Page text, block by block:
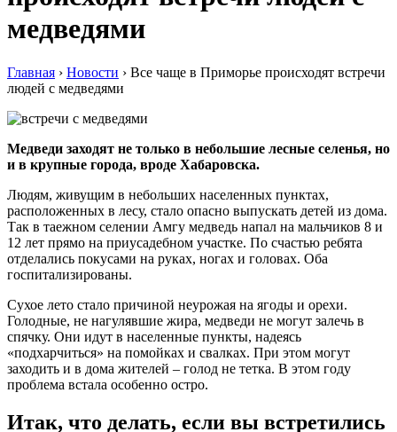
медведями
Главная › Новости › Все чаще в Приморье происходят встречи
людей с медведями
Медведи заходят не только в небольшие лесные селенья, но
и в крупные города, вроде Хабаровска.
Людям, живущим в небольших населенных пунктах,
расположенных в лесу, стало опасно выпускать детей из дома.
Так в таежном селении Амгу медведь напал на мальчиков 8 и
12 лет прямо на приусадебном участке. По счастью ребята
отделались покусами на руках, ногах и головах. Оба
госпитализированы.
Сухое лето стало причиной неурожая на ягоды и орехи.
Голодные, не нагулявшие жира, медведи не могут залечь в
спячку. Они идут в населенные пункты, надеясь
«подхарчиться» на помойках и свалках. При этом могут
заходить и в дома жителей – голод не тетка. В этом году
проблема встала особенно остро.
Итак, что делать, если вы встретились